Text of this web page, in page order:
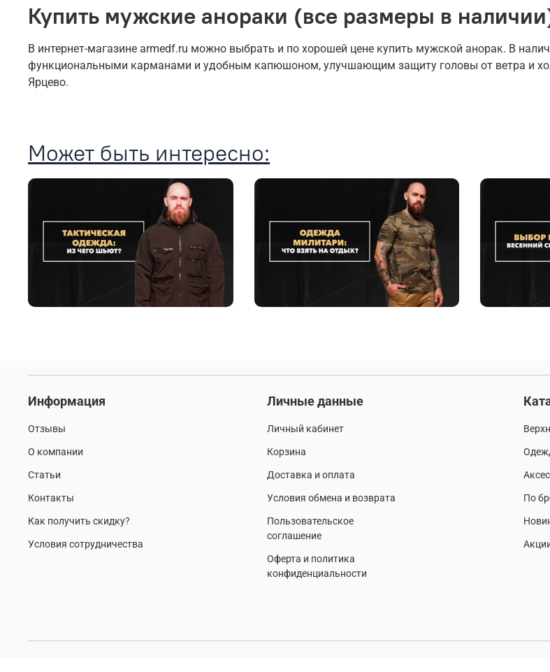
Купить мужские анораки (все размеры в
В интернет-магазине armedf.ru можно выбрать и по хорошей цене купить мужской анорак. В
функциональными карманами и удобным капюшоном, улучшающим защиту головы от ветра и
Ярцево.
Может быть интересно:
Информация
Отзывы
О компании
Статьи
Контакты
Как получить скидку?
Условия сотрудничества
Личные данные
Личный кабинет
Корзина
Доставка и оплата
Условия обмена и возврата
Пользовательское
соглашение
Оферта и политика
конфиденциальности
По